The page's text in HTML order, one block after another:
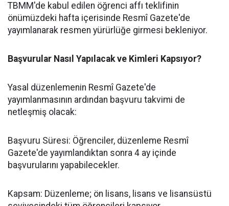
​TBMM'de kabul edilen öğrenci affı teklifinin
önümüzdeki hafta içerisinde Resmî Gazete'de
yayımlanarak resmen yürürlüğe girmesi bekleniyor.
​Başvurular Nasıl Yapılacak ve Kimleri Kapsıyor?
​Yasal düzenlemenin Resmî Gazete'de
yayımlanmasının ardından başvuru takvimi de
netleşmiş olacak:
​Başvuru Süresi: Öğrenciler, düzenleme Resmî
Gazete'de yayımlandıktan sonra 4 ay içinde
başvurularını yapabilecekler.
​Kapsam: Düzenleme; ön lisans, lisans ve lisansüstü